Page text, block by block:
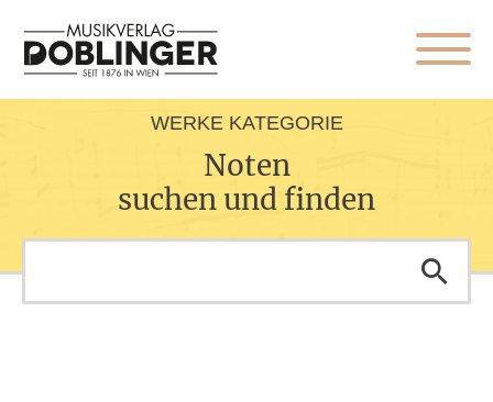
WERKE KATEGORIE
Noten
suchen und finden